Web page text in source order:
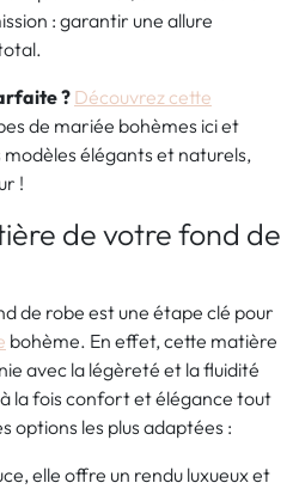
: garantir une allure
?Découvrez cette
de mariée bohèmes iciet
élégants et naturels,
!
de votre fond de
de robe est une étape clé pour
bohème. En effet, cette matière
avec la légèreté et la fluidité
la fois confort et élégance tout
options les plus adaptées :
elle offre un rendu luxueux et